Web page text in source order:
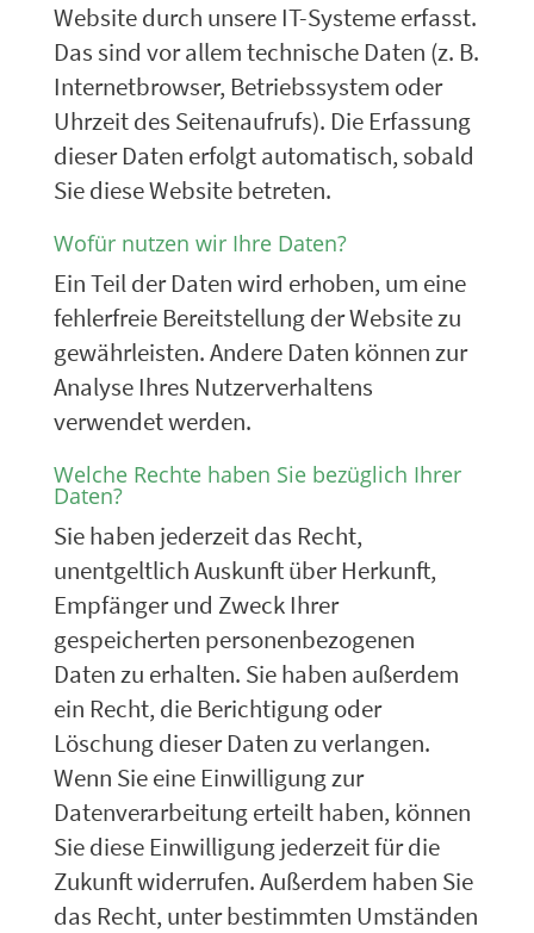
Website durch unsere IT-Systeme erfasst.
Das sind vor allem technische Daten (z. B.
Internetbrowser, Betriebssystem oder
Uhrzeit des Seitenaufrufs). Die Erfassung
dieser Daten erfolgt automatisch, sobald
Sie diese Website betreten.
Wofür nutzen wir Ihre Daten?
Ein Teil der Daten wird erhoben, um eine
fehlerfreie Bereitstellung der Website zu
gewährleisten. Andere Daten können zur
Analyse Ihres Nutzerverhaltens
verwendet werden.
Welche Rechte haben Sie bezüglich Ihrer
Daten?
Sie haben jederzeit das Recht,
unentgeltlich Auskunft über Herkunft,
Empfänger und Zweck Ihrer
gespeicherten personenbezogenen
Daten zu erhalten. Sie haben außerdem
ein Recht, die Berichtigung oder
Löschung dieser Daten zu verlangen.
Wenn Sie eine Einwilligung zur
Datenverarbeitung erteilt haben, können
Sie diese Einwilligung jederzeit für die
Zukunft widerrufen. Außerdem haben Sie
das Recht, unter bestimmten Umständen